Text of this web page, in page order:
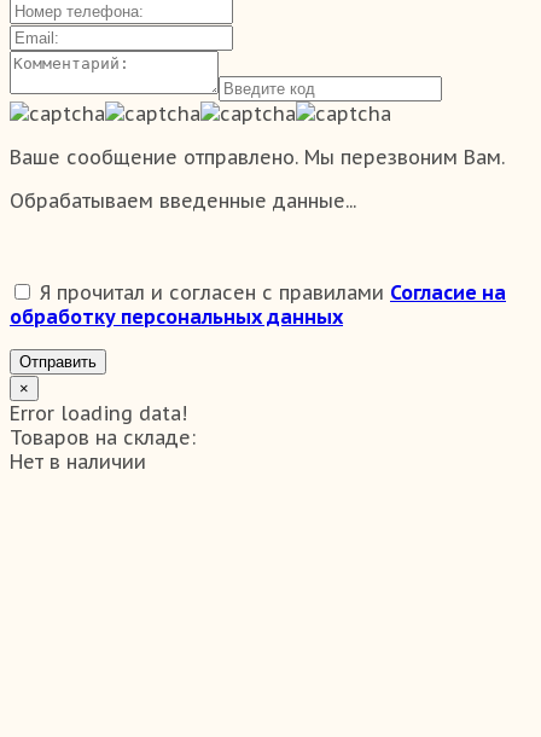
Ваше сообщение отправлено. Мы перезвоним Вам.
Обрабатываем введенные данные...
Я прочитал и согласен с правилами Согласие на
обработку персональных данных
Отправить
×
Error loading data!
Товаров на складе:
Нет в наличии